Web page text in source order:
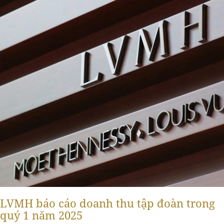
LVMH báo cáo doanh thu tập đoàn trong
quý 1 năm 2025